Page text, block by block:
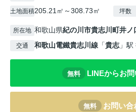
土地面積205.21㎡～308.73㎡ 坪数
所在地 和歌山県紀の川市貴志川町井ノ
交通 和歌山電鐵貴志川線 「貴志 」
無料 LINEからお
無料 お問い合